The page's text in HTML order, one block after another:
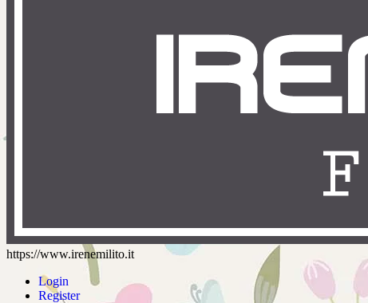
https://www.irenemilito.it
Login
Register